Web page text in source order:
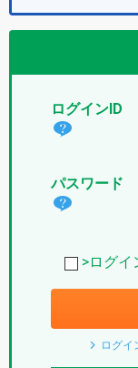
ログインID
ログ
IDと
プ
パスワード
パス
ド
は？
>ログイ
ログイ